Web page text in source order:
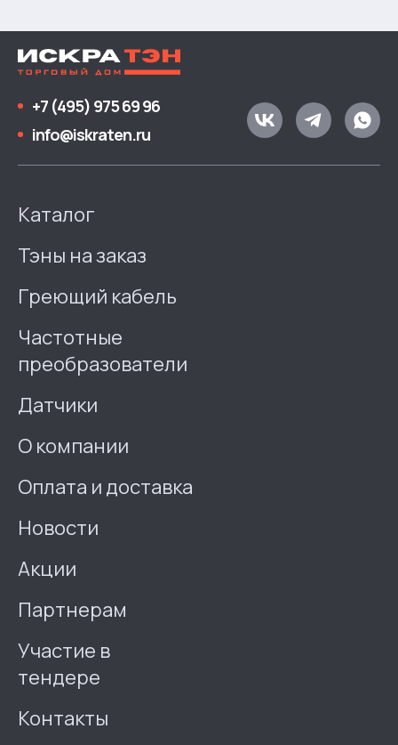
+7 (495) 975 69 96
info@iskraten.ru
Каталог
Тэны на заказ
Греющий кабель
Частотные
преобразователи
Датчики
О компании
Оплата и доставка
Новости
Акции
Партнерам
Участие в
тендере
Контакты